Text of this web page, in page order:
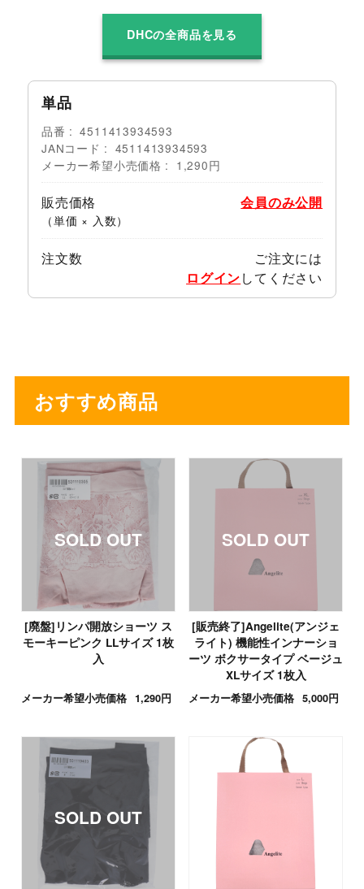
DHCの全商品を見る
単品
品番
4511413934593
JANコード
4511413934593
メーカー希望小売価格
1,290円
販売価格
（単価 × 入数）
会員のみ公開
注文数
ご注文には
ログインしてください
おすすめ商品
[廃盤]リンパ開放ショーツ ス
モーキーピンク LLサイズ 1枚
入
メーカー希望小売価格 1,290円
[販売終了]Angelite(アンジェ
ライト) 機能性インナーショ
ーツ ボクサータイプ ベージュ
XLサイズ 1枚入
メーカー希望小売価格 5,000円